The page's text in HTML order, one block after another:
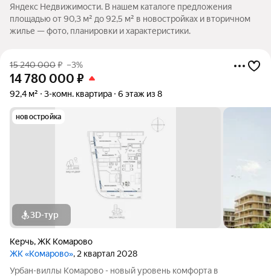
Яндекс Недвижимости. В нашем каталоге предложения
площадью от 90,3 м² до 92,5 м² в новостройках и вторичном
жилье — фото, планировки и характеристики.
15 240 000₽ –3%
14 780 000 ₽
92,4 м² 3-комн. квартира 6 этаж из 8
новостройка
3D-тур
Керчь,ЖК Комарово
ЖК «Комарово», 2 квартал 2028
Урбан-виллы Комарово - новый уровень комфорта в